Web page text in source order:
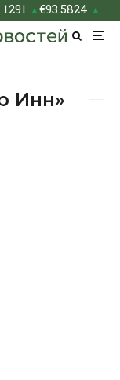
▲€93.5824 ▲
Инн»